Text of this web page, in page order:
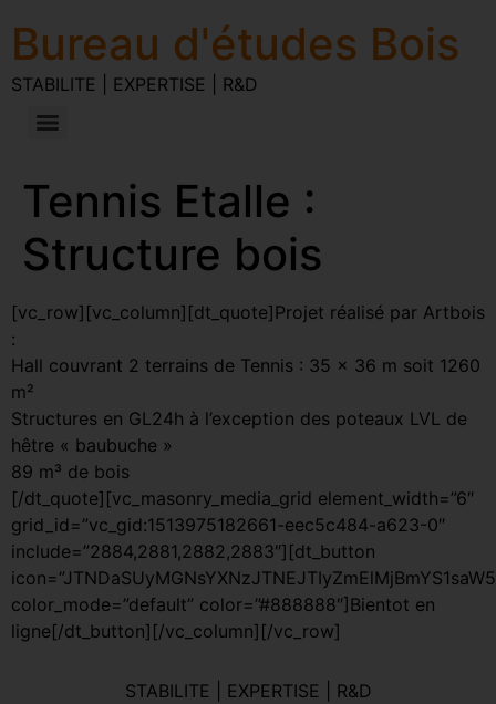
Bureau d'études Bois
STABILITE | EXPERTISE | R&D
Tennis Etalle :
Structure bois
[vc_row][vc_column][dt_quote]Projet réalisé par Artbois
:
Hall couvrant 2 terrains de Tennis : 35 x 36 m soit 1260
m²
Structures en GL24h à l’exception des poteaux LVL de
hêtre « baubuche »
89 m³ de bois
[/dt_quote][vc_masonry_media_grid element_width=”6″
grid_id=”vc_gid:1513975182661-eec5c484-a623-0″
include=”2884,2881,2882,2883″][dt_button
color_mode=”default” color=”#888888″]Bientot en
ligne[/dt_button][/vc_column][/vc_row]
STABILITE | EXPERTISE | R&D